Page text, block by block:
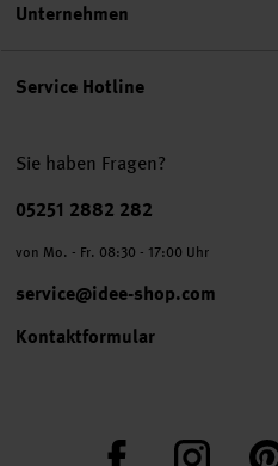
Service Hotline
Sie haben Fragen?
Telefonnummer
05251 2882 282
von Mo. - Fr. 08:30 - 17:00 Uhr
service@idee-shop.com
Kontaktformular
Facebook
Unternehmen